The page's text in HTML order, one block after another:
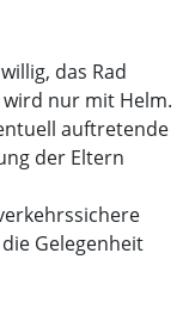
das Rad
nur mit Helm.
auftretende
der Eltern
Gelegenheit